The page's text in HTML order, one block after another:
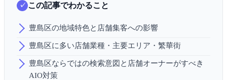
この記事でわかること
豊島区の地域特色と店舗集客への影響
豊島区に多い店舗業種・主要エリア・繁華街
豊島区ならではの検索意図と店舗オーナーがすべき
AIO対策